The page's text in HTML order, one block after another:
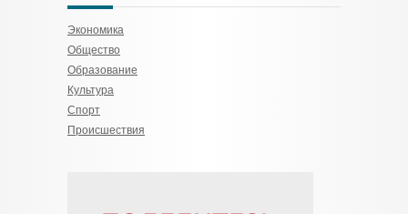
Экономика
Общество
Образование
Культура
Спорт
Происшествия